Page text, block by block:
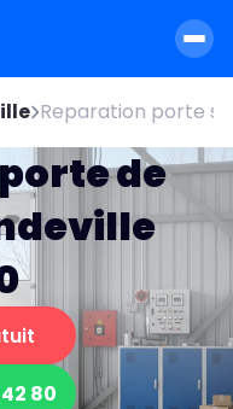
Reparation porte
de
80